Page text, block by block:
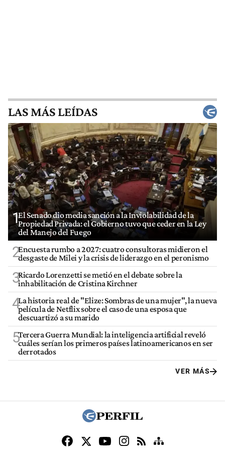
LAS MÁS LEÍDAS
1El Senado dio media sanción a la Inviolabilidad de la
Propiedad Privada: el Gobierno tuvo que ceder en la Ley
del Manejo del Fuego
2Encuesta rumbo a 2027: cuatro consultoras midieron el
desgaste de Milei y la crisis de liderazgo en el peronismo
3Ricardo Lorenzetti se metió en el debate sobre la
inhabilitación de Cristina Kirchner
4La historia real de "Elize: Sombras de una mujer", la nueva
película de Netflix sobre el caso de una esposa que
descuartizó a su marido
5Tercera Guerra Mundial: la inteligencia artificial reveló
cuáles serían los primeros países latinoamericanos en ser
derrotados
VER MÁS